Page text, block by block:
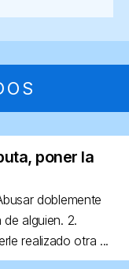
poner la
doblemente
alguien. 2.
realizado otra ...